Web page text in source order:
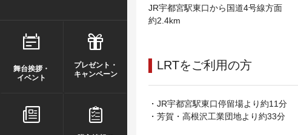
舞台挨拶・
イベント
プレゼント・
キャンペーン
JR宇都宮駅東口から国道4号線方面
約2.4km
LRTをご利用の方
・JR宇都宮駅東口停留場より約11分
・芳賀・高根沢工業団地より約33分